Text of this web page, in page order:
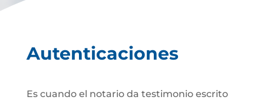
Autenticaciones
Es cuando el notario da testimonio escrito